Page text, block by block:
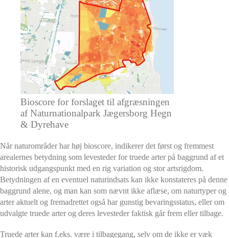
Bioscore for forslaget til afgræsningen
af Naturnationalpark Jægersborg Hegn
& Dyrehave
Når naturområder har høj bioscore, indikerer det først og fremmest
arealernes betydning som levesteder for truede arter på baggrund af et
historisk udgangspunkt med en rig variation og stor artsrigdom.
Betydningen af en eventuel naturindsats kan ikke konstateres på denne
baggrund alene, og man kan som nævnt ikke aflæse, om naturtyper og
arter aktuelt og fremadrettet også har gunstig bevaringsstatus, eller om
udvalgte truede arter og deres levesteder faktisk går frem eller tilbage.
Truede arter kan f.eks. være i tilbagegang, selv om de ikke er væk